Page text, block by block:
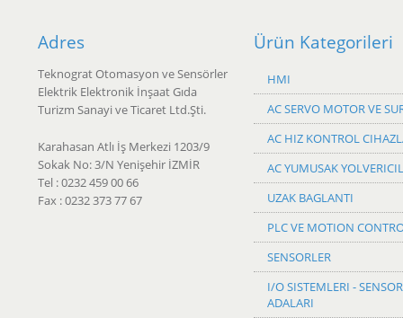
Adres
Teknograt Otomasyon ve Sensörler
Elektrik Elektronik İnşaat Gıda
Turizm Sanayi ve Ticaret Ltd.Şti.
Karahasan Atlı İş Merkezi 1203/9
Sokak No: 3/N Yenişehir İZMİR
Tel : 0232 459 00 66
Fax : 0232 373 77 67
Ürün Kategorileri
HMI
AC SERVO MOTOR VE
AC HIZ KONTROL
AC YUMUSAK
UZAK BAGLANTI
PLC VE MOTION
SENSORLER
I/O SISTEMLERI - SENSOR
ADALARI